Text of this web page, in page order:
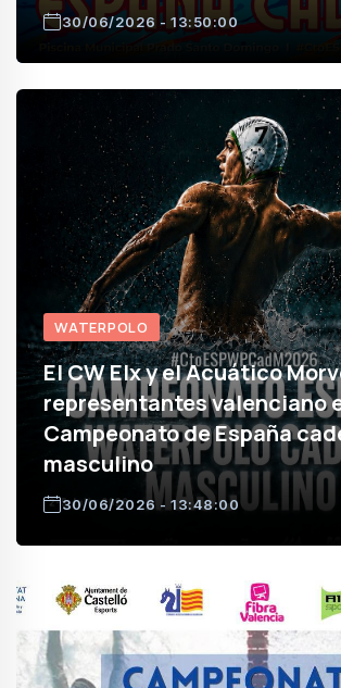
30/06/2026 - 13:50:00
WATERPOLO
El CW Elx y el Acuático
representantes valenciano
Campeonato de España
masculino
30/06/2026 - 13:48:00